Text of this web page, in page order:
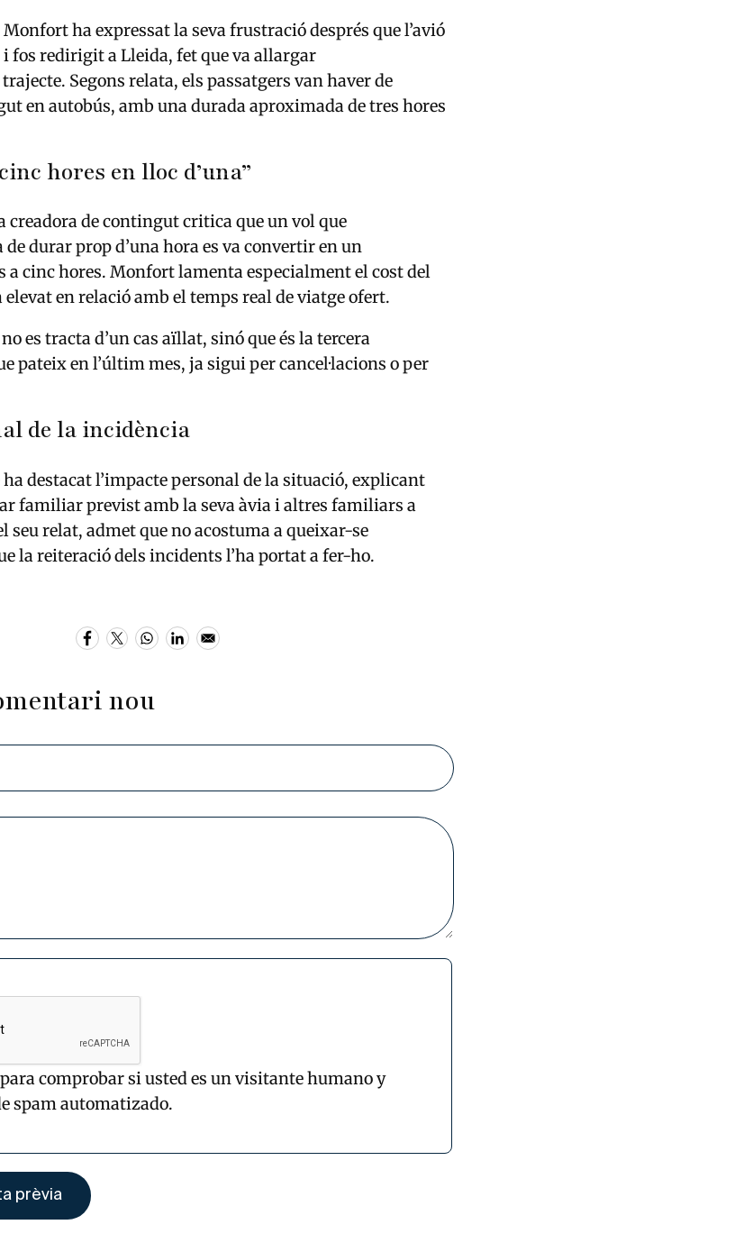
Monfort ha expressat la seva frustració després que l’avió
fos redirigit a Lleida, fet que va allargar
Segons relata, els passatgers van haver de
en autobús, amb una durada aproximada de tres hores
hores en lloc d’una”
creadora de contingut critica que un vol que
durar prop d’una hora es va convertir en un
a cinc hores. Monfort lamenta especialment el cost del
elevat en relació amb el temps real de viatge ofert.
es tracta d’un cas aïllat, sinó que és la tercera
pateix en l’últim mes, ja sigui per cancel·lacions o per
de la incidència
destacat l’impacte personal de la situació, explicant
familiar previst amb la seva àvia i altres familiars a
seu relat, admet que no acostuma a queixar-se
la reiteració dels incidents l’ha portat a fer-ho.
nou
comprobar si usted es un visitante humano y
spam automatizado.